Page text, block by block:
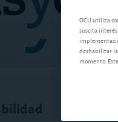
OCU utiliza
suscita
deshabilitar
momento.